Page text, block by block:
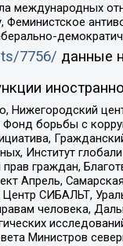
международных
7756/ данные
Нижегородский
Фонд борьбы с
Институт
граждан,
Апрель,
СИБАЛЬТ,
человека,
Министров